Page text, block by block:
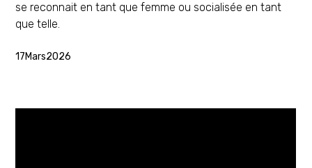
se reconnait en tant que femme ou socialisée en tant
que telle.
17Mars2026